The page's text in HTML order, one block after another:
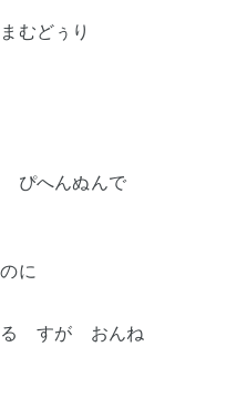
むどぅり
へんぬんで
に
すが おんね